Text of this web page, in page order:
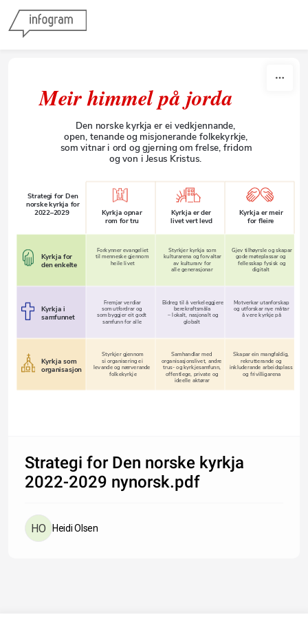
Meir himmel på jorda
Den norske kyrkja er ei vedkjennande,
open, tenande og misjonerande folkekyrkje,
som vitnar i ord og gjerning om frelse, fridom
og von i Jesus Kristus.
Strategi for Den
norske kyrkja for
2022–2029
Kyrkja opnar Kyrkja er der
Kyrkja er meir
rom for tru
livet vert levd for Ƿeire
Forkynner evangeliet Styrkjer kyrkja som Gjev tilhøyrsle og skapar
Kyrkja for til menneske gjennom kulturarena og forvaltar
gode møteplassar og
heile livet
av kulturarv for fellesskap fysisk og
den enkelte alle generasjonar digitalt
Fremjar verdiar Motverkar utanforskap
Kyrkja i som utfordrar og berekraftsmåla
og utforskar nye måtar
som byggjer eit godt
– lokalt, nasjonalt og å vere kyrkje på
samfunnet samfunn for alle globalt
Styrkjer gjennom Samhandlar med Skapar ein mangfaldig,
Kyrkja som si organisering ei organisasjonslivet, andre
rekrutterande og
levande og nærverande
trus- og kyrkjesamfunn, inkluderande arbeidsplass
organisasjon folkekyrkje offentlege, private og
og frivilligarena
ideelle aktørar
Strategi for Den norske kyrkja
2022-2029 nynorsk.pdf
Heidi Olsen